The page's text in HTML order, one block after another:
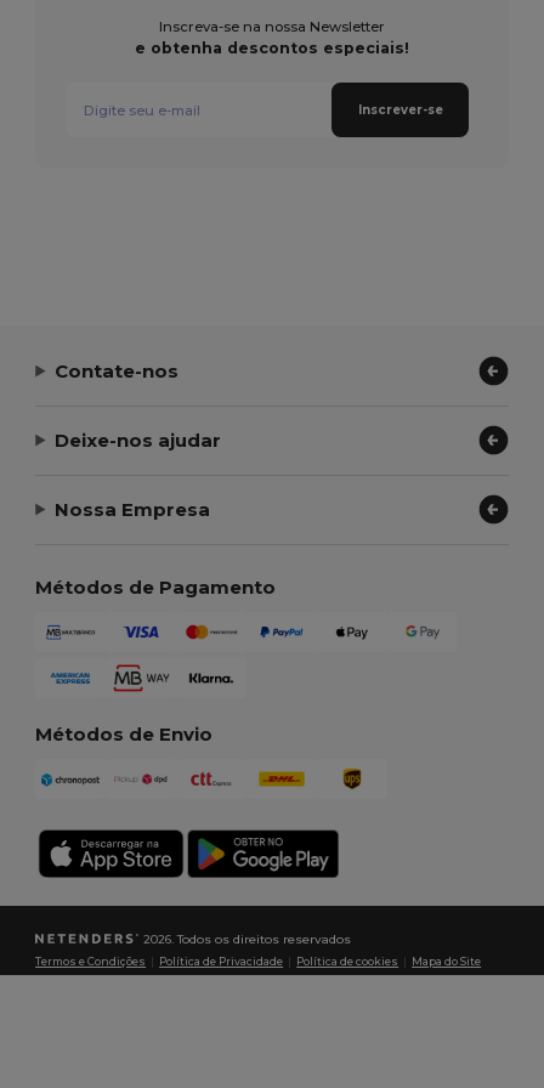
Inscreva-se na nossa Newsletter
e obtenha descontos especiais!
Inscrever-se
Contate-nos
Deixe-nos ajudar
Nossa Empresa
Métodos de Pagamento
Métodos de Envio
2026. Todos os direitos reservados
Termos e Condições Política de Privacidade Política de cookies Mapa do Site